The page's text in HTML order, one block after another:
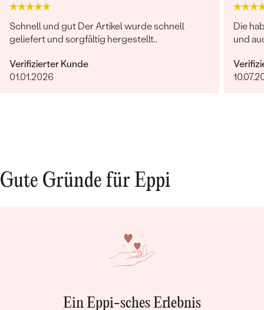
Schnell und gut Der Artikel wurde schnell
geliefert und sorgfältig hergestellt..
Verifizierter Kunde
01.01.2026
Die
und
Gute Gründe für Eppi
Ein Eppi-sches Erlebnis